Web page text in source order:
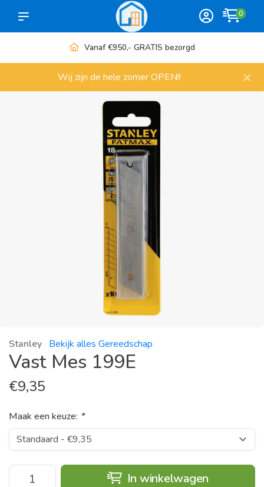
0
Meer dan 1000 artikelen
Wij zijn de hele zomer OPEN!! ×
Stanley Bekijk alles Gereedschap
Vast Mes 199E
€9,35
Maak een keuze: *
In winkelwagen